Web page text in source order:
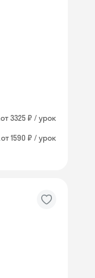
от 3325 ₽ / урок
от 1590 ₽ / урок